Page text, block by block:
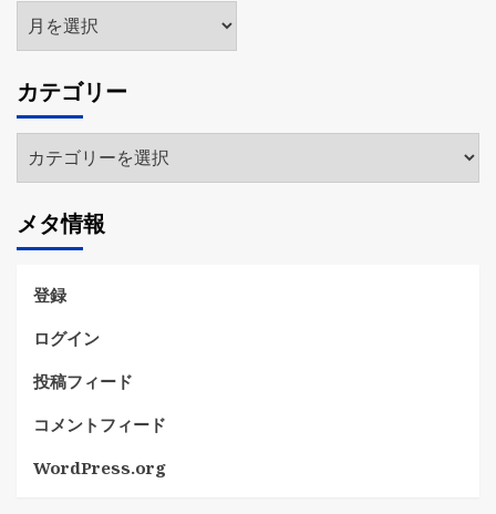
ア
ー
イ
ブ
カテゴリー
テ
リ
ー
メタ情報
登録
ログイン
投稿フィード
コメントフィード
WordPress.org